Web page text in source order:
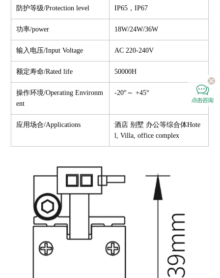
防护等级/Protection level IP65，IP67
功率/power 18W/24W/36W
输入电压/Input Voltage AC 220-240V
额定寿命/Rated life 50000H
操作环境/Operating Environm
ent
-20°～ +45°
应用场合/Applications
酒店 别墅 办公等综合体Hote
l, Villa, office complex